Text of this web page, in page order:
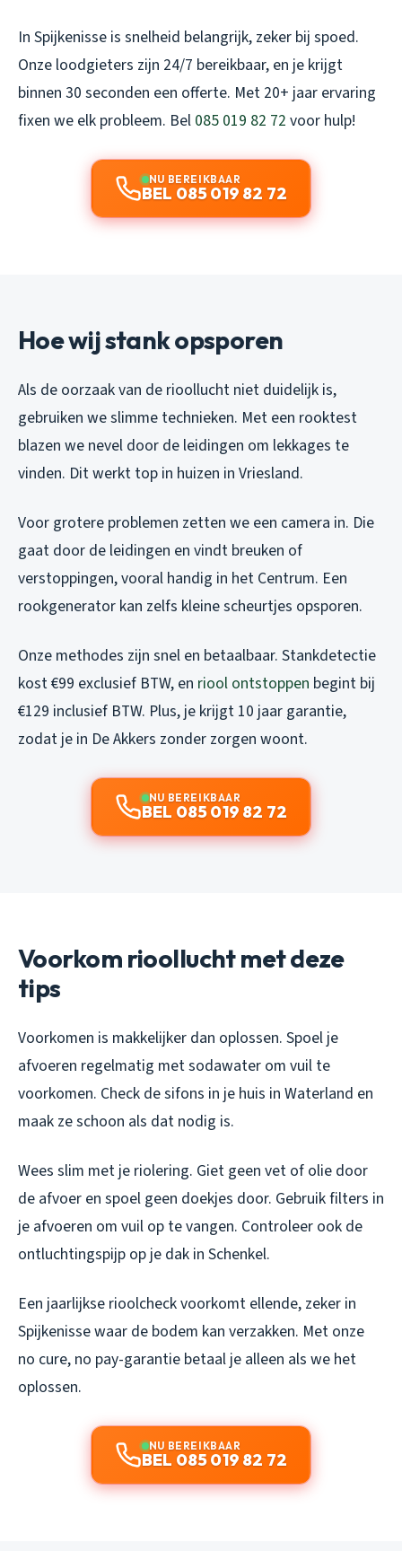
In Spijkenisse is snelheid belangrijk, zeker bij spoed.
Onze loodgieters zijn 24/7 bereikbaar, en je krijgt
binnen 30 seconden een offerte. Met 20+ jaar ervaring
fixen we elk probleem. Bel 085 019 82 72 voor hulp!
NU BEREIKBAAR
BEL 085 019 82 72
Hoe wij stank opsporen
Als de oorzaak van de rioollucht niet duidelijk is,
gebruiken we slimme technieken. Met een rooktest
blazen we nevel door de leidingen om lekkages te
vinden. Dit werkt top in huizen in Vriesland.
Voor grotere problemen zetten we een camera in. Die
gaat door de leidingen en vindt breuken of
verstoppingen, vooral handig in het Centrum. Een
rookgenerator kan zelfs kleine scheurtjes opsporen.
Onze methodes zijn snel en betaalbaar. Stankdetectie
kost €99 exclusief BTW, en riool ontstoppen begint bij
€129 inclusief BTW. Plus, je krijgt 10 jaar garantie,
zodat je in De Akkers zonder zorgen woont.
NU BEREIKBAAR
BEL 085 019 82 72
Voorkom rioollucht met deze
tips
Voorkomen is makkelijker dan oplossen. Spoel je
afvoeren regelmatig met sodawater om vuil te
voorkomen. Check de sifons in je huis in Waterland en
maak ze schoon als dat nodig is.
Wees slim met je riolering. Giet geen vet of olie door
de afvoer en spoel geen doekjes door. Gebruik filters in
je afvoeren om vuil op te vangen. Controleer ook de
ontluchtingspijp op je dak in Schenkel.
Een jaarlijkse rioolcheck voorkomt ellende, zeker in
Spijkenisse waar de bodem kan verzakken. Met onze
no cure, no pay-garantie betaal je alleen als we het
oplossen.
NU BEREIKBAAR
BEL 085 019 82 72